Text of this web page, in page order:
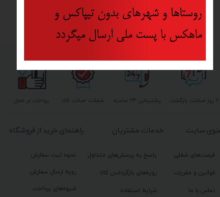
پشتیبانی ۲۴ ساعته پرداخت در محل ۷ روز ضمانت بازگشت ضمانت اصالت کالا
راهنمای خرید از فروشگاه
نحوه ثبت سفارش
رویه ارسال سفارش
شیوه‌های پرداخت
خدمات مشتریان
پاسخ به پرسش‌های متداول
رویه‌های بازگرداندن کالا
شرایط استفاده
سایت
فرصت‌های شغلی
قوانین و مقررات
تماس با ما
روستاها و شهرهای بدون تیپاکس و
ماهکس با پست ملی ارسال میگردد